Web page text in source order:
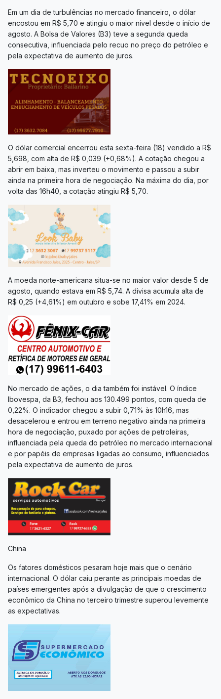
Em um dia de turbulências no mercado financeiro, o dólar
encostou em R$ 5,70 e atingiu o maior nível desde o início de
agosto. A Bolsa de Valores (B3) teve a segunda queda
consecutiva, influenciada pelo recuo no preço do petróleo e
pela expectativa de aumento de juros.
O dólar comercial encerrou esta sexta-feira (18) vendido a R$
5,698, com alta de R$ 0,039 (+0,68%). A cotação chegou a
abrir em baixa, mas inverteu o movimento e passou a subir
ainda na primeira hora de negociação. Na máxima do dia, por
volta das 16h40, a cotação atingiu R$ 5,70.
A moeda norte-americana situa-se no maior valor desde 5 de
agosto, quando estava em R$ 5,74. A divisa acumula alta de
R$ 0,25 (+4,61%) em outubro e sobe 17,41% em 2024.
No mercado de ações, o dia também foi instável. O índice
Ibovespa, da B3, fechou aos 130.499 pontos, com queda de
0,22%. O indicador chegou a subir 0,71% às 10h16, mas
desacelerou e entrou em terreno negativo ainda na primeira
hora de negociação, puxado por ações de petroleiras,
influenciada pela queda do petróleo no mercado internacional
e por papéis de empresas ligadas ao consumo, influenciados
pela expectativa de aumento de juros.
China
Os fatores domésticos pesaram hoje mais que o cenário
internacional. O dólar caiu perante as principais moedas de
países emergentes após a divulgação de que o crescimento
econômico da China no terceiro trimestre superou levemente
as expectativas.